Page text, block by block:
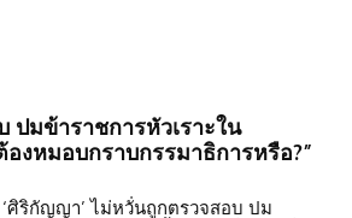
ปมข้าราชการหัวเราะใน
องหมอบกราบกรรมาธิการหรือ?”
‘ศิริกัญญา’ ไม่หวั่นถูกตรวจสอบ ปม